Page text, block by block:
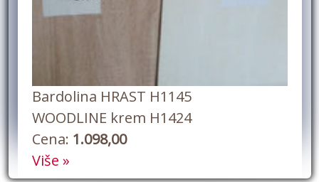
Bardolina HRAST H1145
WOODLINE krem H1424
Cena: 1.098,00
Više »